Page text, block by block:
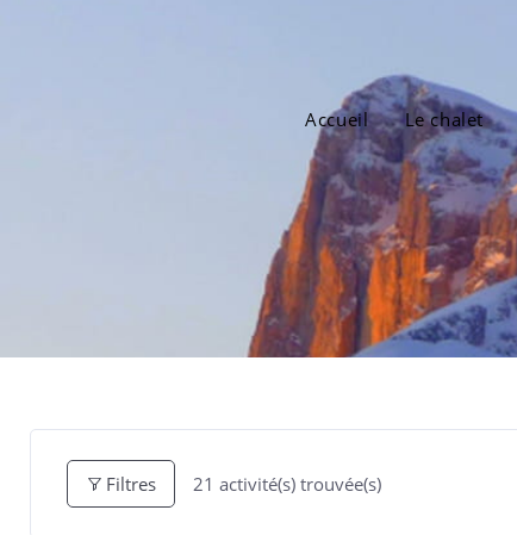
Accueil Le chalet
Filtres 21 activité(s) trouvée(s)